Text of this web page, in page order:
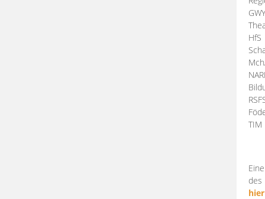
HfS
des
hier